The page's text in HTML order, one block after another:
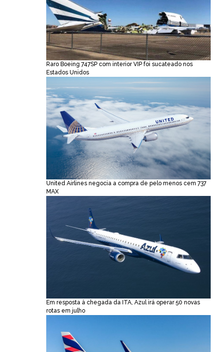
Raro Boeing 747SP com interior VIP foi sucateado nos
Estados Unidos
United Airlines negocia a compra de pelo menos cem 737
MAX
Em resposta à chegada da ITA, Azul irá operar 50 novas
rotas em julho